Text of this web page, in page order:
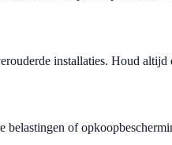
installaties. Houd altijd
belastingen of